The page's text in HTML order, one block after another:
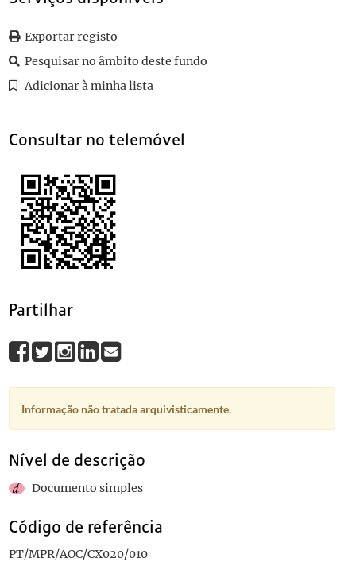
012 Sem título 1935-04-10
014 Sem título 1927-06-23
015 Sem título 1927
(...)
Exportar registo
Pesquisar no âmbito deste fundo
Adicionar à minha lista
Consultar no telemóvel
Partilhar
Informação não tratada arquivisticamente.
Nível de descrição
Documento simples
Código de referência
PT/MPR/AOC/CX020/010